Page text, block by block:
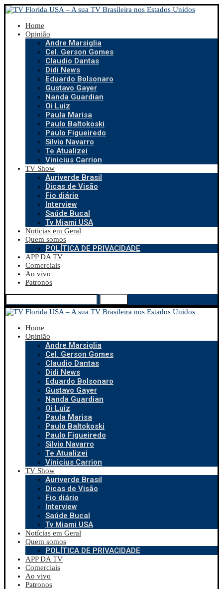
Home
Opinião
Andre Marsiglia
Cel. Gerson Gomes
Claudio Dantas
Didi News
Eduardo Bolsonaro
Gustavo Gayer
Nanda Guardian
Oi Luiz
Paula Marisa
Paulo Baltokoski
Paulo Figueiredo
Silvio Navarro
Te Atualizei
Vinicius Carrion
TV Show
Auriverde Brasil
Dicas de Visão
Fio diário
Interview
Saúde Bucal
Tv Miami USA
Notícias em Geral
Quem somos
POLÍTICA DE PRIVACIDADE
APP DA TV
Comerciais
Ao vivo
Patronos
Home
Opinião
Andre Marsiglia
Cel. Gerson Gomes
Claudio Dantas
Didi News
Eduardo Bolsonaro
Gustavo Gayer
Nanda Guardian
Oi Luiz
Paula Marisa
Paulo Baltokoski
Paulo Figueiredo
Silvio Navarro
Te Atualizei
Vinicius Carrion
TV Show
Auriverde Brasil
Dicas de Visão
Fio diário
Interview
Saúde Bucal
Tv Miami USA
Notícias em Geral
Quem somos
POLÍTICA DE PRIVACIDADE
APP DA TV
Comerciais
Ao vivo
Patronos